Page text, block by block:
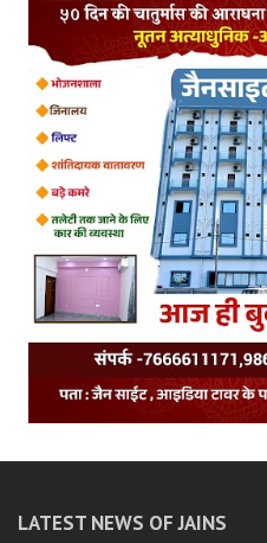
LATEST NEWS OF JAINS